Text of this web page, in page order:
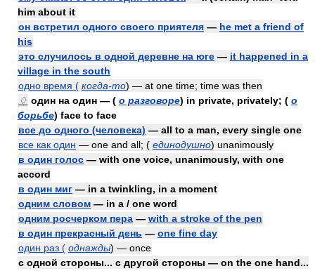
him about it
он встретил одного своего приятеля — he met a friend of
his
это случилось в одной деревне на юге — it happened in a
village in the south
одно время ( когда-то) — at one time; time was then
♢ один на один — ( о разговоре) in private, privately; ( о
борьбе) face to face
все до одного (человека) — all to a man, every single one
все как один — one and all; ( единодушно) unanimously
в один голос — with one voice, unanimously, with one
accord
в один миг — in a twinkling, in a moment
одним словом — in a / one word
одним росчерком пера — with a stroke of the pen
в один прекрасный день — one fine day
один раз ( однажды) — once
с одной стороны... с другой стороны — on the one hand...